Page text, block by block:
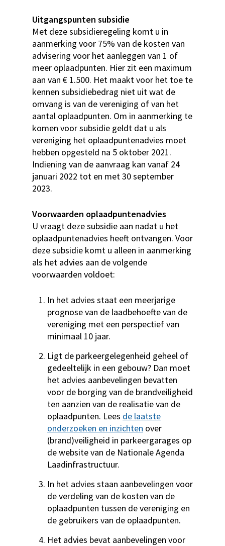
Uitgangspunten subsidie
Met deze subsidieregeling komt u in
aanmerking voor 75% van de kosten van
advisering voor het aanleggen van 1 of
meer oplaadpunten. Hier zit een maximum
aan van € 1.500. Het maakt voor het toe te
kennen subsidiebedrag niet uit wat de
omvang is van de vereniging of van het
aantal oplaadpunten. Om in aanmerking te
komen voor subsidie geldt dat u als
vereniging het oplaadpuntenadvies moet
hebben opgesteld na 5 oktober 2021.
Indiening van de aanvraag kan vanaf 24
januari 2022 tot en met 30 september
2023.
Voorwaarden oplaadpuntenadvies
U vraagt deze subsidie aan nadat u het
oplaadpuntenadvies heeft ontvangen. Voor
deze subsidie komt u alleen in aanmerking
als het advies aan de volgende
voorwaarden voldoet:
In het advies staat een meerjarige
prognose van de laadbehoefte van de
vereniging met een perspectief van
minimaal 10 jaar.
Ligt de parkeergelegenheid geheel of
gedeeltelijk in een gebouw? Dan moet
het advies aanbevelingen bevatten
voor de borging van de brandveiligheid
ten aanzien van de realisatie van de
oplaadpunten. Lees de laatste
onderzoeken en inzichten over
(brand)veiligheid in parkeergarages op
de website van de Nationale Agenda
Laadinfrastructuur.
In het advies staan aanbevelingen voor
de verdeling van de kosten van de
oplaadpunten tussen de vereniging en
de gebruikers van de oplaadpunten.
Het advies bevat aanbevelingen voor